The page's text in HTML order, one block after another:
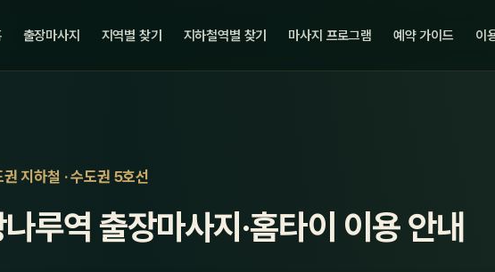
출장마사지 지역별 찾기 지하철역별 찾기 마사지 프로그램 예약 가이드 이
권 지하철 · 수도권 5호선
루역 출장마사지·홈타이 이용 안내